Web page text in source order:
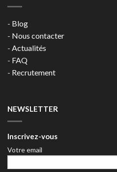
- Blog
- Nous contacter
- Actualités
- FAQ
- Recrutement
NEWSLETTER
Inscrivez-vous
Votre email